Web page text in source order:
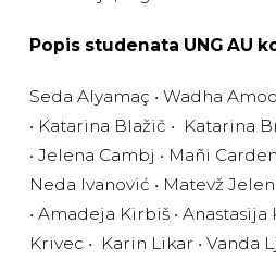
Popis studenata UNG AU
Seda Alyamaç • Wadha
• Katarina Blažič • Katarina
• Jelena Cambj • Mañi
Neda Ivanović • Matevž
• Amadeja Kirbiš • Anastasija
Krivec • Karin Likar • Vanda